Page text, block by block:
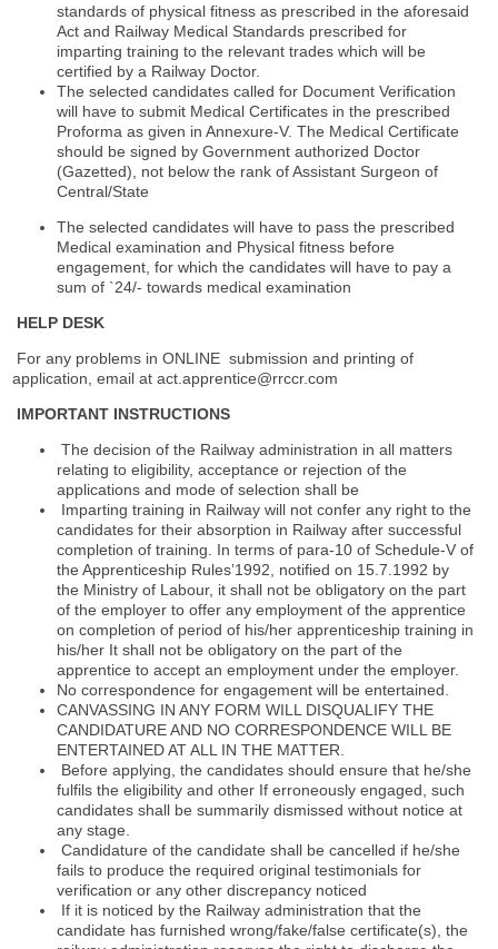
standards of physical fitness as prescribed in the aforesaid
Act and Railway Medical Standards prescribed for
imparting training to the relevant trades which will be
certified by a Railway Doctor.
The selected candidates called for Document Verification
will have to submit Medical Certificates in the prescribed
Proforma as given in Annexure-V. The Medical Certificate
should be signed by Government authorized Doctor
(Gazetted), not below the rank of Assistant Surgeon of
Central/State
The selected candidates will have to pass the prescribed
Medical examination and Physical fitness before
engagement, for which the candidates will have to pay a
sum of `24/- towards medical examination
HELP DESK
For any problems in ONLINE submission and printing of
application, email at act.apprentice@rrccr.com
IMPORTANT INSTRUCTIONS
The decision of the Railway administration in all matters
relating to eligibility, acceptance or rejection of the
applications and mode of selection shall be
Imparting training in Railway will not confer any right to the
candidates for their absorption in Railway after successful
completion of training. In terms of para-10 of Schedule-V of
the Apprenticeship Rules’1992, notified on 15.7.1992 by
the Ministry of Labour, it shall not be obligatory on the part
of the employer to offer any employment of the apprentice
on completion of period of his/her apprenticeship training in
his/her It shall not be obligatory on the part of the
apprentice to accept an employment under the employer.
No correspondence for engagement will be entertained.
CANVASSING IN ANY FORM WILL DISQUALIFY THE
CANDIDATURE AND NO CORRESPONDENCE WILL BE
ENTERTAINED AT ALL IN THE MATTER.
Before applying, the candidates should ensure that he/she
fulfils the eligibility and other If erroneously engaged, such
candidates shall be summarily dismissed without notice at
any stage.
Candidature of the candidate shall be cancelled if he/she
fails to produce the required original testimonials for
verification or any other discrepancy noticed
If it is noticed by the Railway administration that the
candidate has furnished wrong/fake/false certificate(s), the